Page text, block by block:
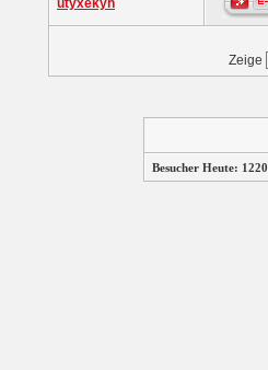
utyxekyh
Zeige
Besucher Heute: 1220